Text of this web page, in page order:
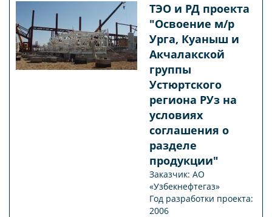
ТЭО и РД проекта
"Освоение м/р
Урга, Куаныш и
Акчалакской
группы
Устюртского
региона РУз на
условиях
соглашения о
разделе
продукции"
Заказчик: АО
«Узбекнефтегаз»
Год разработки проекта:
2006